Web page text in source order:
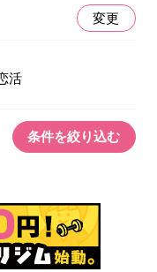
変更
活
条件を絞り込む